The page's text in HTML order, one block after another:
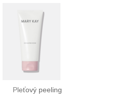
Pleťový peeling